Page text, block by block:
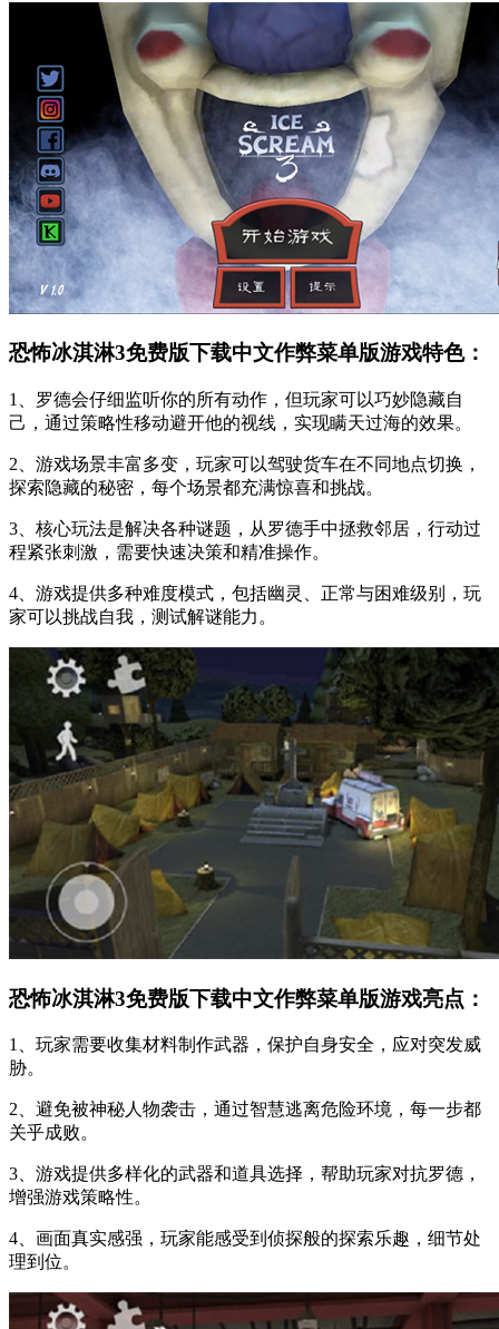
恐怖冰淇淋3免费版下载中文作弊菜单版游戏特色：
1、罗德会仔细监听你的所有动作，但玩家可以巧妙隐藏自
己，通过策略性移动避开他的视线，实现瞒天过海的效果。
2、游戏场景丰富多变，玩家可以驾驶货车在不同地点切换，
探索隐藏的秘密，每个场景都充满惊喜和挑战。
3、核心玩法是解决各种谜题，从罗德手中拯救邻居，行动过
程紧张刺激，需要快速决策和精准操作。
4、游戏提供多种难度模式，包括幽灵、正常与困难级别，玩
家可以挑战自我，测试解谜能力。
恐怖冰淇淋3免费版下载中文作弊菜单版游戏亮点：
1、玩家需要收集材料制作武器，保护自身安全，应对突发威
胁。
2、避免被神秘人物袭击，通过智慧逃离危险环境，每一步都
关乎成败。
3、游戏提供多样化的武器和道具选择，帮助玩家对抗罗德，
增强游戏策略性。
4、画面真实感强，玩家能感受到侦探般的探索乐趣，细节处
理到位。